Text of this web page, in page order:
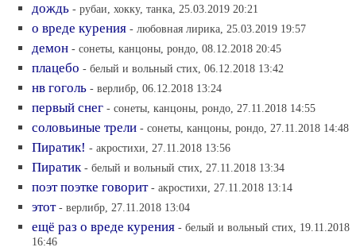
дождь - рубаи, хокку, танка, 25.03.2019 20:21
о вреде курения - любовная лирика, 25.03.2019 19:57
демон - сонеты, канцоны, рондо, 08.12.2018 20:45
плацебо - белый и вольный стих, 06.12.2018 13:42
нв гоголь - верлибр, 06.12.2018 13:24
первый снег - сонеты, канцоны, рондо, 27.11.2018 14:55
соловьиные трели - сонеты, канцоны, рондо, 27.11.2018 14:48
Пиратик! - акростихи, 27.11.2018 13:56
Пиратик - белый и вольный стих, 27.11.2018 13:34
поэт поэтке говорит - акростихи, 27.11.2018 13:14
этот - верлибр, 27.11.2018 13:04
ещё раз о вреде курения - белый и вольный стих, 19.11.2018
16:46